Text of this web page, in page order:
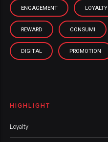
ENGAGEMENT LOYALTY
REWARD CONSUMI
DIGITAL PROMOTION
HIGHLIGHT
Loyalty